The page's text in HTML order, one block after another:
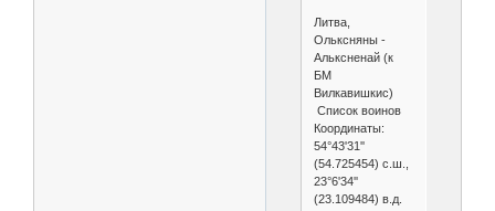
Литва,
Ольксняны -
Альксненай (к
БМ
Вилкавишкис)
Список воинов
Координаты:
54°43'31''
(54.725454) с.ш.,
23°6'34''
(23.109484) в.д.